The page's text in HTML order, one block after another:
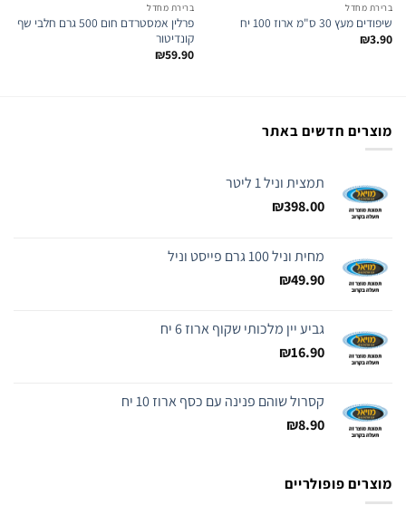
ברירת מחדל
שיפודים מעץ 30 ס"מ ארוז 100 יח
₪3.90
ברירת מחדל
פרלין אמסטרדם חום 500 גרם חלבי שף
קונדיטור
₪59.90
מוצרים חדשים באתר
תמצית וניל 1 ליטר
₪398.00
מחית וניל 100 גרם פייסט וניל
₪49.90
גביע יין מלכותי שקוף ארוז 6 יח
₪16.90
קסרול שוהם פנינה עם כסף ארוז 10 יח
₪8.90
מוצרים פופולריים